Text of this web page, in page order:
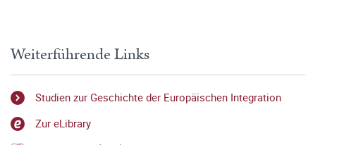
Weiterführende Links
Studien zur Geschichte der Europäischen Integration
Zur eLibrary